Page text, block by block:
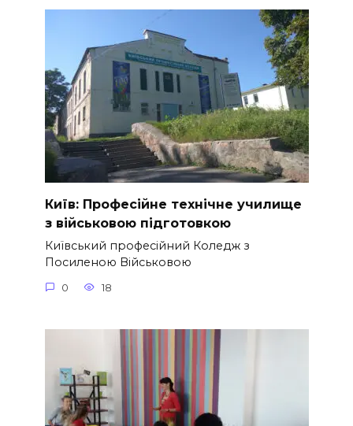
Київ: Професійне технічне училище
з військовою підготовкою
Київський професійний Коледж з
Посиленою Військовою
0 18